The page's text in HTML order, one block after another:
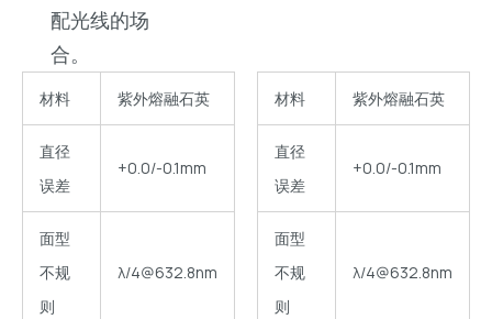
配光线的场
合。
材料 紫外熔融石英
直径
误差
+0.0/-0.1mm
面型
不规
则
λ/4@632.8nm
材料 紫外熔融石英
直径
误差
+0.0/-0.1mm
面型
不规
则
λ/4@632.8nm